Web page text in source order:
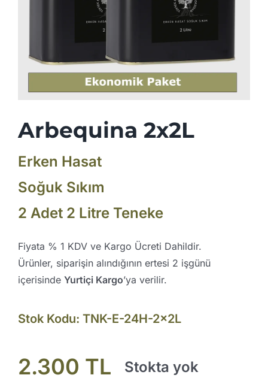
Arbequina 2x2L
Erken Hasat
Soğuk Sıkım
2 Adet 2 Litre Teneke
Fiyata % 1 KDV ve Kargo Ücreti Dahildir.
Ürünler, siparişin alındığının ertesi 2 işgünü
içerisinde Yurtiçi Kargo’ya verilir.
Stok Kodu: TNK-E-24H-2x2L
2.300 TL Stokta yok